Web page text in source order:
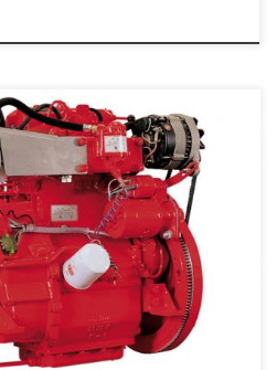
MOTOR DIESEL 32 caballos
garantizan una